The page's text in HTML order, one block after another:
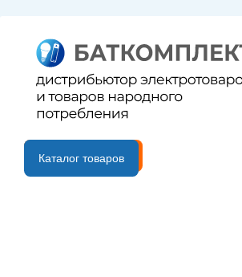
B2B портал
Каталог товаров